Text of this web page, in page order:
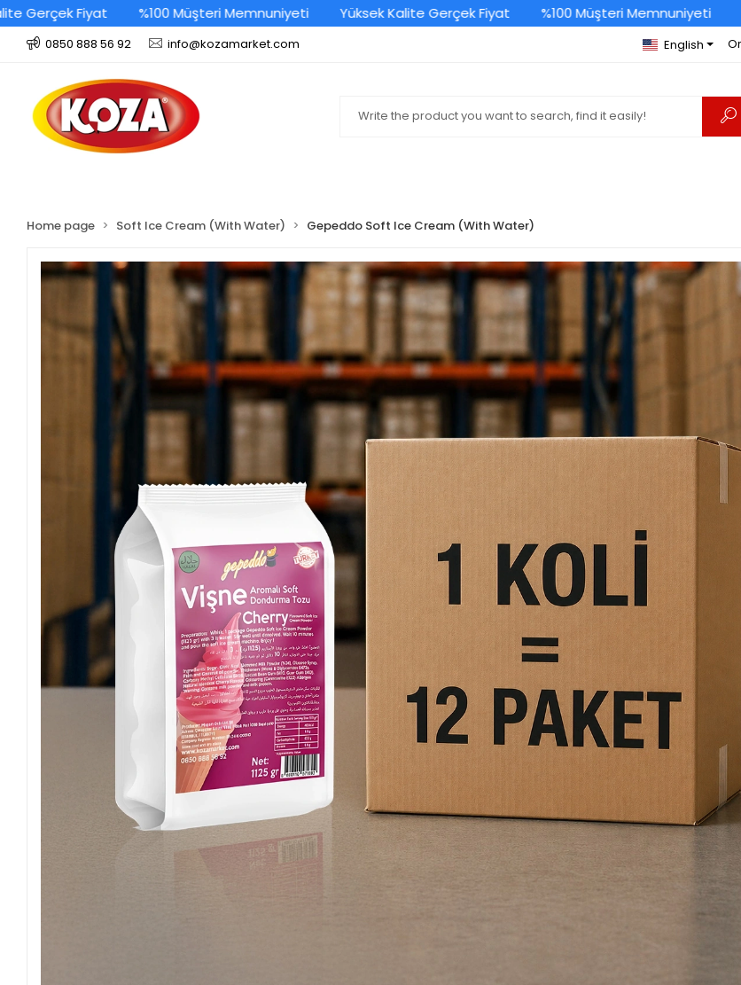
Gerçek Fiyat %100 Müşteri Memnuniyeti Yüksek Kalite Gerçek Fiyat %100 Müşteri Memnuniyeti
0850 888 56 92 info@kozamarket.com English
Home page Soft Ice Cream (With Water) Gepeddo Soft Ice Cream (With Water)